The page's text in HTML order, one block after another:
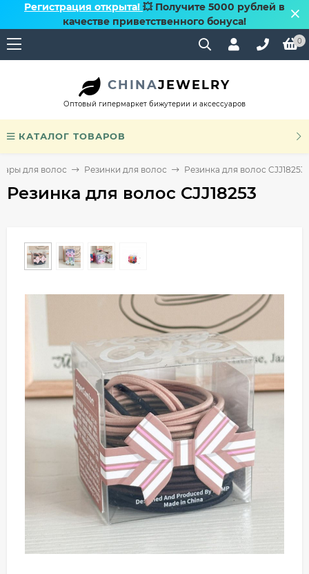
Регистрация открыта! 💥 Получите 5000 рублей в
качестве приветственного бонуса!
0
CHINAJEWELRY
Оптовый гипермаркет бижутерии и аксессуаров
КАТАЛОГ ТОВАРОВ
для волос Резинки для волос Резинка для волос CJJ18253
Резинка для волос CJJ18253